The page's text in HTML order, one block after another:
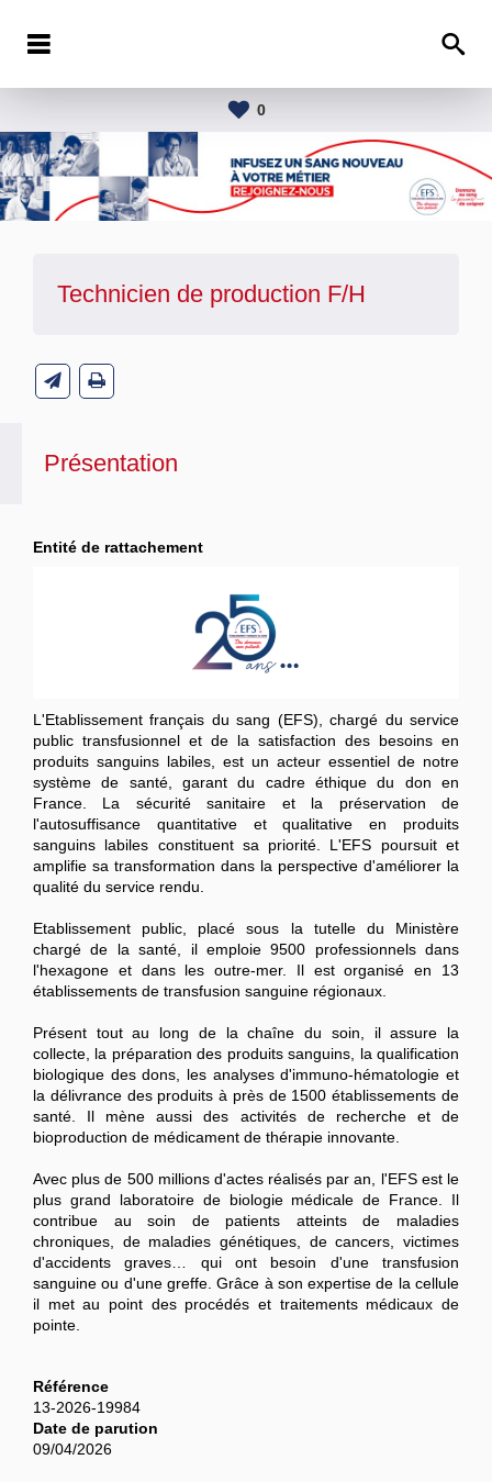
0
Technicien de production F/H
Présentation
Entité de rattachement
L'Etablissement français du sang (EFS), chargé du service
public transfusionnel et de la satisfaction des besoins en
produits sanguins labiles, est un acteur essentiel de notre
système de santé, garant du cadre éthique du don en
France. La sécurité sanitaire et la préservation de
l'autosuffisance quantitative et qualitative en produits
sanguins labiles constituent sa priorité. L'EFS poursuit et
amplifie sa transformation dans la perspective d'améliorer la
qualité du service rendu.
Etablissement public, placé sous la tutelle du Ministère
chargé de la santé, il emploie 9500 professionnels dans
l'hexagone et dans les outre-mer. Il est organisé en 13
établissements de transfusion sanguine régionaux.
Présent tout au long de la chaîne du soin, il assure la
collecte, la préparation des produits sanguins, la qualification
biologique des dons, les analyses d'immuno-hématologie et
la délivrance des produits à près de 1500 établissements de
santé. Il mène aussi des activités de recherche et de
bioproduction de médicament de thérapie innovante.
Avec plus de 500 millions d'actes réalisés par an, l'EFS est le
plus grand laboratoire de biologie médicale de France. Il
contribue au soin de patients atteints de maladies
chroniques, de maladies génétiques, de cancers, victimes
d'accidents graves… qui ont besoin d'une transfusion
sanguine ou d'une greffe. Grâce à son expertise de la cellule
il met au point des procédés et traitements médicaux de
pointe.
Référence
13-2026-19984
Date de parution
09/04/2026